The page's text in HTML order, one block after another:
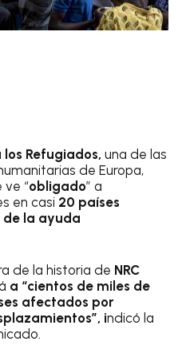
Refugiados, una de las
de Europa,
ve “obligado” a
en casi 20 países
de la ayuda
de la historia de NRC
a “cientos de miles de
afectados por
indicó la